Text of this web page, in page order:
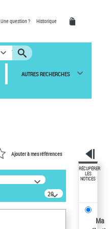
Une question ? Historique
AUTRES RECHERCHES
Ajouter à mes références
20
résultats/page
RÉCUPÉRER
LES
NOTICES
Ma